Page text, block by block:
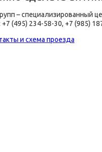
– специализированный
+7 (495) 234-58-30, +7 (985)
и схема проезда